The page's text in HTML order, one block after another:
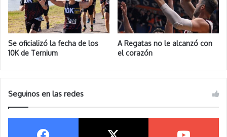
Se oficializó la fecha de los
10K de Ternium
A Regatas no le alcanzó con
el corazón
Seguinos en las redes